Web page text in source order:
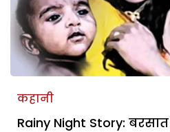
कहानी
Rainy Night Story: